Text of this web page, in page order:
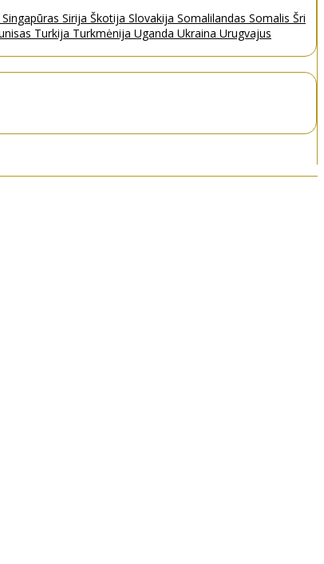
Singapūras Sirija Škotija Slovakija Somalilandas Somalis Šri
Turkija Turkmėnija Uganda Ukraina Urugvajus